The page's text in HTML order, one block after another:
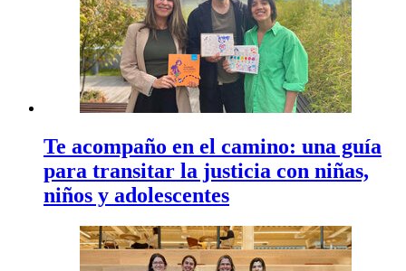
Te acompaño en el camino: una guía
para transitar la justicia con niñas,
niños y adolescentes